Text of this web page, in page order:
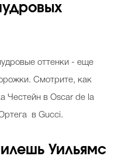
оттенки - еще
Смотрите, как
Честейн в Oscar de la
в Gucci.
Уильямс